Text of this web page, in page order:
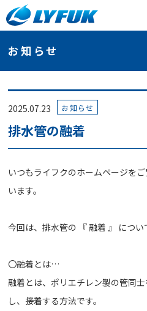
お知らせ
2025.07.23 お知らせ
排水管の融着
いつもライフクのホームページを
います。
今回は、排水管の 『 融着 』 につい
〇融着とは…
融着とは、ポリエチレン製の管同
し、接着する方法です。